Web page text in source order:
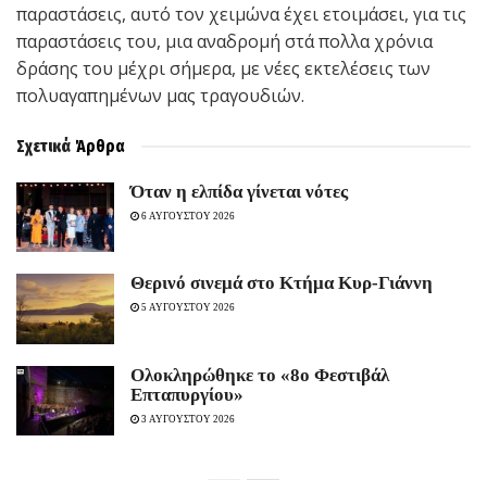
παραστάσεις, αυτό τον χειμώνα έχει ετοιμάσει, για τις
παραστάσεις του, μια αναδρομή στά πολλα χρόνια
δράσης του μέχρι σήμερα, με νέες εκτελέσεις των
πολυαγαπημένων μας τραγουδιών.
Σχετικά Άρθρα
Όταν η ελπίδα γίνεται νότες
6 ΑΥΓΟΥΣΤΟΥ 2026
Θερινό σινεμά στο Κτήμα Κυρ-Γιάννη
5 ΑΥΓΟΥΣΤΟΥ 2026
Ολοκληρώθηκε το «8ο Φεστιβάλ
Επταπυργίου»
3 ΑΥΓΟΥΣΤΟΥ 2026